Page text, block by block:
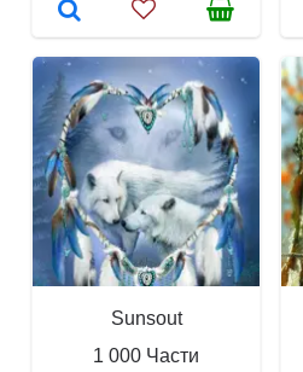
Sunsout
1 000 Части